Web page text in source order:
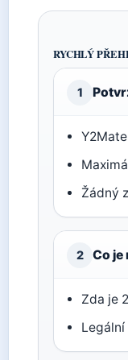
RYCHLÝ
1
Žádný
2 Co je
Zda je
Legální